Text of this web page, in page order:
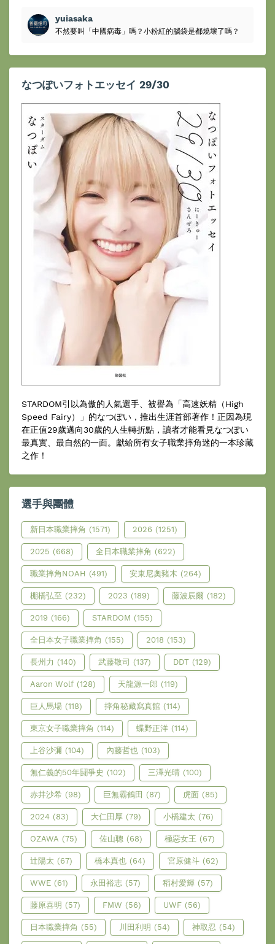
yuiasaka
不然要叫「中國病毒」嗎？小粉紅的腦袋是都燒壞了嗎？
なつぽいフォトエッセイ 29/30
STARDOM引以為傲的人氣選手、被譽為「高速妖精（High
Speed Fairy）」的なつぽい，推出生涯首部著作！正因為現
在正值29歲邁向30歲的人生轉折點，讀者才能看見なつぽい
最真實、最自然的一面。獻給所有女子職業摔角迷的一本珍藏
之作！
選手與團體
新日本職業摔角 (1571) 2026 (1251)
2025 (668) 全日本職業摔角 (622)
職業摔角NOAH (491) 安東尼奧豬木 (264)
棚橋弘至 (232) 2023 (189) 藤波辰爾 (182)
2019 (166) STARDOM (155)
全日本女子職業摔角 (155) 2018 (153)
長州力 (140) 武藤敬司 (137) DDT (129)
Aaron Wolf (128) 天龍源一郎 (119)
巨人馬場 (118) 摔角秘藏寫真館 (114)
東京女子職業摔角 (114) 蝶野正洋 (114)
上谷沙彌 (104) 內藤哲也 (103)
無仁義的50年鬪爭史 (102) 三澤光晴 (100)
赤井沙希 (98) 巨無霸鶴田 (87) 虎面 (85)
2024 (83) 大仁田厚 (79) 小橋建太 (76)
OZAWA (75) 佐山聰 (68) 極惡女王 (67)
辻陽太 (67) 橋本真也 (64) 宮原健斗 (62)
WWE (61) 永田裕志 (57) 稻村愛輝 (57)
藤原喜明 (57) FMW (56) UWF (56)
日本職業摔角 (55) 川田利明 (54) 神取忍 (54)